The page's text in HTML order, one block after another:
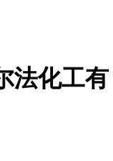
法化工有